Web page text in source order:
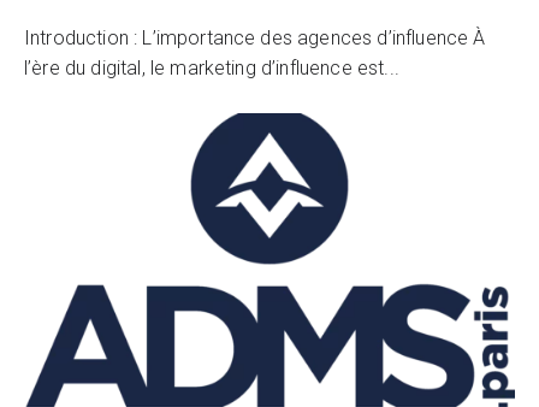
Introduction : L’importance des agences d’influence À
l’ère du digital, le marketing d’influence est...